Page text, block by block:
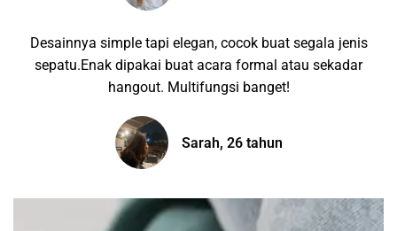
Desainnya simple tapi elegan, cocok buat segala jenis
sepatu.Enak dipakai buat acara formal atau sekadar
hangout. Multifungsi banget!
Sarah, 26 tahun